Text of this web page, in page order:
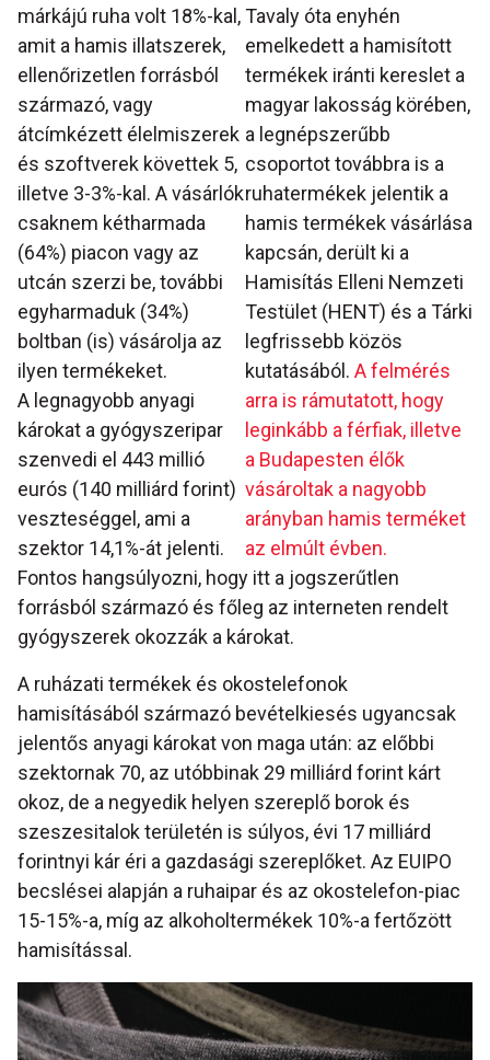
Tavaly óta enyhén
emelkedett a hamisított
termékek iránti kereslet a
magyar lakosság körében,
a legnépszerűbb
csoportot továbbra is a
ruhatermékek jelentik a
hamis termékek vásárlása
kapcsán, derült ki a
Hamisítás Elleni Nemzeti
Testület (HENT) és a Tárki
legfrissebb közös
kutatásából. A felmérés
arra is rámutatott, hogy
leginkább a férfiak, illetve
a Budapesten élők
vásároltak a nagyobb
arányban hamis terméket
az elmúlt évben.
márkájú ruha volt 18%-kal,
amit a hamis illatszerek,
ellenőrizetlen forrásból
származó, vagy
átcímkézett élelmiszerek
és szoftverek követtek 5,
illetve 3-3%-kal. A vásárlók
csaknem kétharmada
(64%) piacon vagy az
utcán szerzi be, további
egyharmaduk (34%)
boltban (is) vásárolja az
ilyen termékeket.
A legnagyobb anyagi
károkat a gyógyszeripar
szenvedi el 443 millió
eurós (140 milliárd forint)
veszteséggel, ami a
szektor 14,1%-át jelenti.
Fontos hangsúlyozni, hogy itt a jogszerűtlen
forrásból származó és főleg az interneten rendelt
gyógyszerek okozzák a károkat.
A ruházati termékek és okostelefonok
hamisításából származó bevételkiesés ugyancsak
jelentős anyagi károkat von maga után: az előbbi
szektornak 70, az utóbbinak 29 milliárd forint kárt
okoz, de a negyedik helyen szereplő borok és
szeszesitalok területén is súlyos, évi 17 milliárd
forintnyi kár éri a gazdasági szereplőket. Az EUIPO
becslései alapján a ruhaipar és az okostelefon-piac
15-15%-a, míg az alkoholtermékek 10%-a fertőzött
hamisítással.